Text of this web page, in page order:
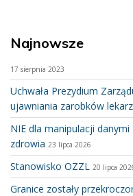
Najnowsze
17 sierpnia 2023
Uchwała Prezydium
ujawniania zarobków
NIE dla manipulacji
zdrowia 23 lipca 2026
Stanowisko OZZL 20 lipca
Granice zostały